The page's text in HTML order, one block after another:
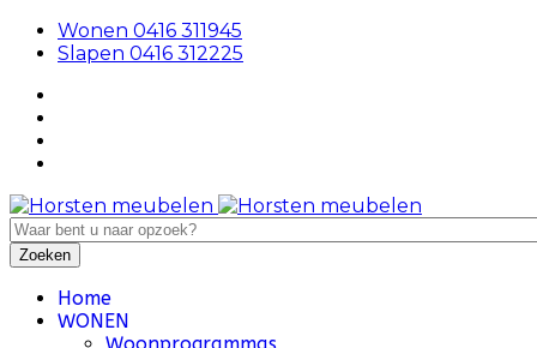
Wonen 0416 311945
Slapen 0416 312225
Home
WONEN